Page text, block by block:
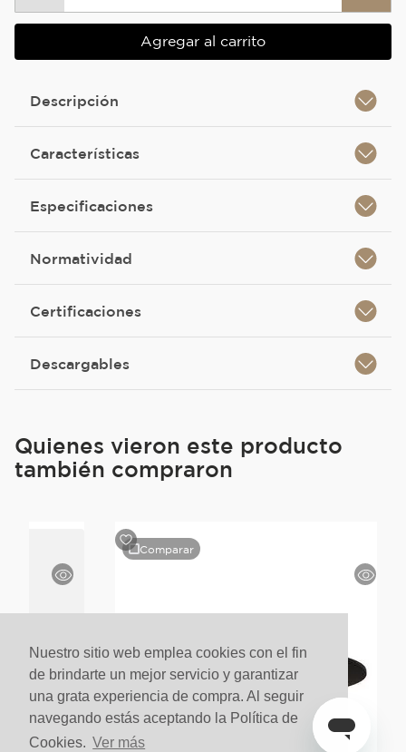
Nuestro sitio web emplea cookies con el fin
de brindarte un mejor servicio y garantizar
una grata experiencia de compra. Al seguir
navegando estás aceptando la Política de
Cookies. Ver más
Agregar al carrito
Descripción
Características
Especificaciones
Normatividad
Certificaciones
Descargables
Quienes vieron este producto
también compraron
Comparar